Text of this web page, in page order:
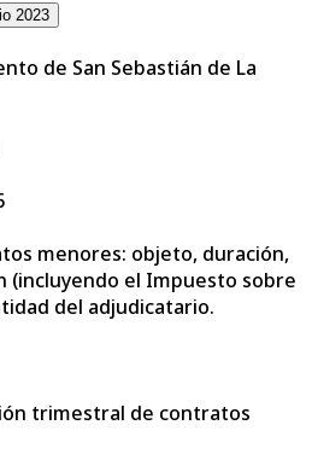
2023
de San Sebastián de La
menores: objeto, duración,
(incluyendo el Impuesto sobre
del adjudicatario.
trimestral de contratos